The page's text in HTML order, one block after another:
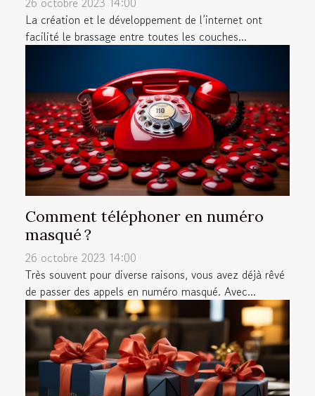
La création et le développement de l’internet ont
facilité le brassage entre toutes les couches...
Comment téléphoner en numéro
masqué ?
26 octobre 2023 14:00
Très souvent pour diverse raisons, vous avez déjà rêvé
de passer des appels en numéro masqué. Avec...